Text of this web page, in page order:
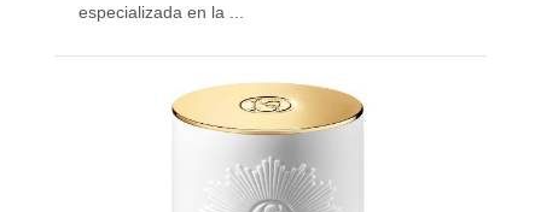
especializada en la ...